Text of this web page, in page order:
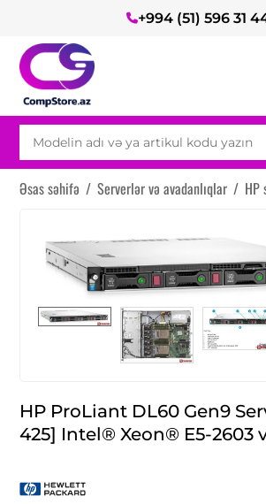
+994 (51) 596 31
Əsas səhifə / Serverlər və avadanlıqlar / HP
HP ProLiant DL60 Gen9
425] Intel® Xeon® E5-2603